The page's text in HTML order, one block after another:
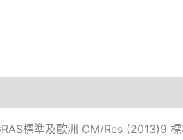
標準及歐洲 CM/Res (2013)9